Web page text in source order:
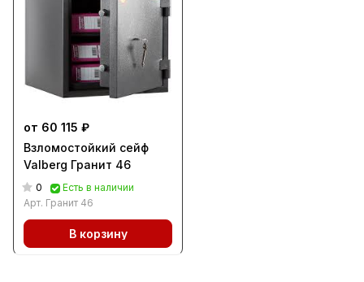
от 60 115 ₽
Взломостойкий сейф
Valberg Гранит 46
0
Есть в наличии
Арт. Гранит 46
В корзину